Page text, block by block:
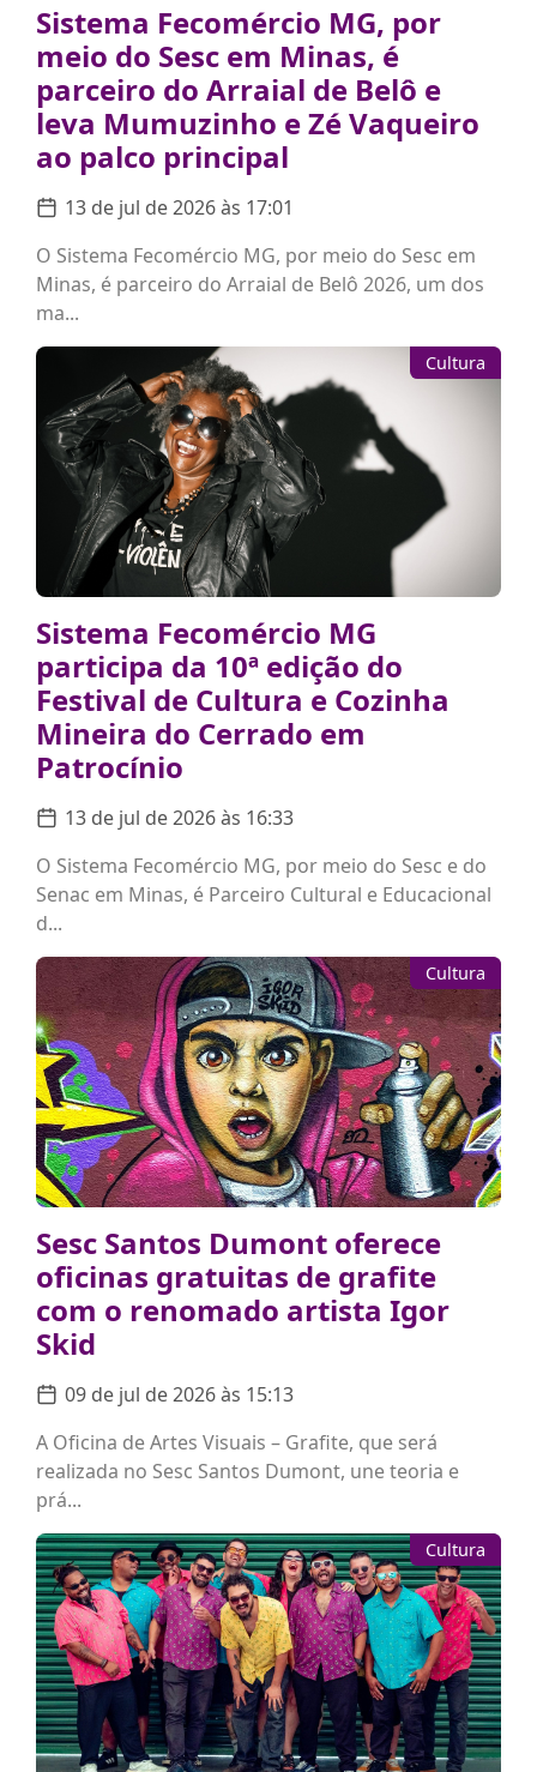
Sistema Fecomércio MG, por
meio do Sesc em Minas, é
parceiro do Arraial de Belô e
leva Mumuzinho e Zé Vaqueiro
ao palco principal
13 de jul de 2026 às 17:01
O Sistema Fecomércio MG, por meio do Sesc em
Minas, é parceiro do Arraial de Belô 2026, um dos
ma...
Cultura
Sistema Fecomércio MG
participa da 10ª edição do
Festival de Cultura e Cozinha
Mineira do Cerrado em
Patrocínio
13 de jul de 2026 às 16:33
O Sistema Fecomércio MG, por meio do Sesc e do
Senac em Minas, é Parceiro Cultural e Educacional
d...
Cultura
Sesc Santos Dumont oferece
oficinas gratuitas de grafite
com o renomado artista Igor
Skid
09 de jul de 2026 às 15:13
A Oficina de Artes Visuais – Grafite, que será
realizada no Sesc Santos Dumont, une teoria e
prá...
Cultura